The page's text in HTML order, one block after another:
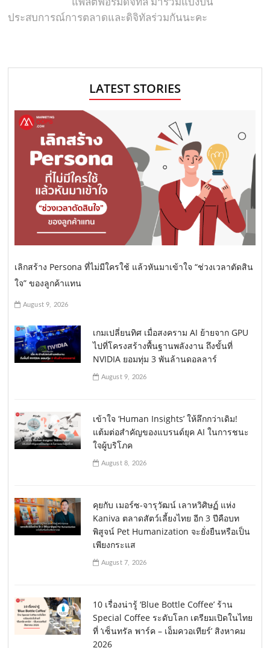
ประสบการณ์การตลาดและดิจิทัลร่วมกันนะคะ
LATEST STORIES
เลิกสร้าง Persona ที่ไม่มีใครใช้ แล้วหันมาเข้าใจ “ช่วงเวลาตัดสิน
ใจ” ของลูกค้าแทน
August 9, 2026
เกมเปลี่ยนทิศ เมื่อสงคราม AI ย้ายจาก GPU
ไปที่โครงสร้างพื้นฐานพลังงาน ถึงขั้นที่
NVIDIA ยอมทุ่ม 3 พันล้านดอลลาร์
August 9, 2026
เข้าใจ ‘Human Insights’ ให้ลึกกว่าเดิม!
แต้มต่อสำคัญของแบรนด์ยุค AI ในการชนะ
ใจผู้บริโภค
August 8, 2026
คุยกับ เมอร์ซ-จารุวัฒน์ เลาหวิศิษฏ์ แห่ง
Kaniva ตลาดสัตว์เลี้ยงไทย อีก 3 ปีคือบท
พิสูจน์ Pet Humanization จะยั่งยืนหรือเป็น
เพียงกระแส
August 7, 2026
10 เรื่องน่ารู้ ‘Blue Bottle Coffee’ ร้าน
Special Coffee ระดับโลก เตรียมเปิดในไทย
ที่ ‘เซ็นทรัล พาร์ค – เอ็มควอเทียร์’ สิงหาคม
2026